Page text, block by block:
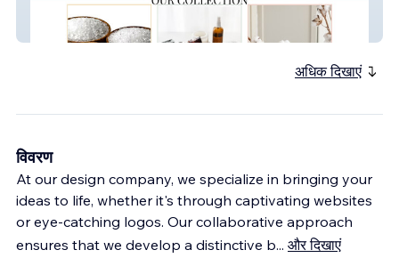
Global Aromatic
अधिक दिखाएं
विवरण
At our design company, we specialize in bringing your
ideas to life, whether it's through captivating websites
or eye-catching logos. Our collaborative approach
ensures that we develop a distinctive b... और दिखाएं